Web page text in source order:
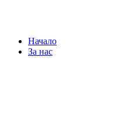
Начало
За нас